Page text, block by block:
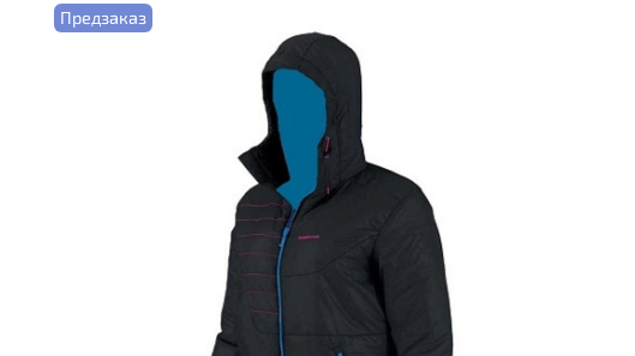
Предзаказ